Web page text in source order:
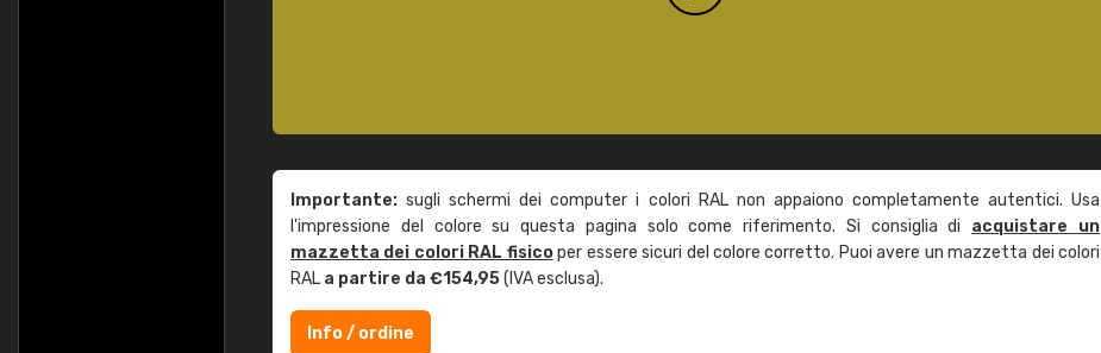
Importante: sugli schermi dei computer i colori RAL non appaiono completamente autentici. Usa
l'impressione del colore su questa pagina solo come riferimento. Si consiglia di acquistare un
mazzetta dei colori RAL fisicoper essere sicuri del colore corretto. Puoi avere un mazzetta dei colori
RAL a partire da €154,95(IVA esclusa).
Info / ordine
Caterina Maifredi